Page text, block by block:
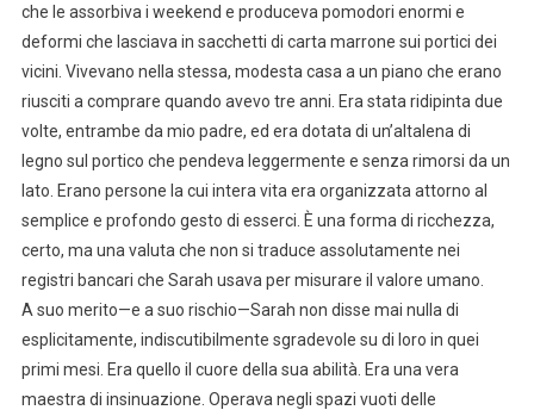
che le assorbiva i weekend e produceva pomodori enormi e
deformi che lasciava in sacchetti di carta marrone sui portici dei
vicini. Vivevano nella stessa, modesta casa a un piano che erano
riusciti a comprare quando avevo tre anni. Era stata ridipinta due
volte, entrambe da mio padre, ed era dotata di un’altalena di
legno sul portico che pendeva leggermente e senza rimorsi da un
lato. Erano persone la cui intera vita era organizzata attorno al
semplice e profondo gesto di esserci. È una forma di ricchezza,
certo, ma una valuta che non si traduce assolutamente nei
registri bancari che Sarah usava per misurare il valore umano.
A suo merito—e a suo rischio—Sarah non disse mai nulla di
esplicitamente, indiscutibilmente sgradevole su di loro in quei
primi mesi. Era quello il cuore della sua abilità. Era una vera
maestra di insinua­zione. Operava negli spazi vuoti delle